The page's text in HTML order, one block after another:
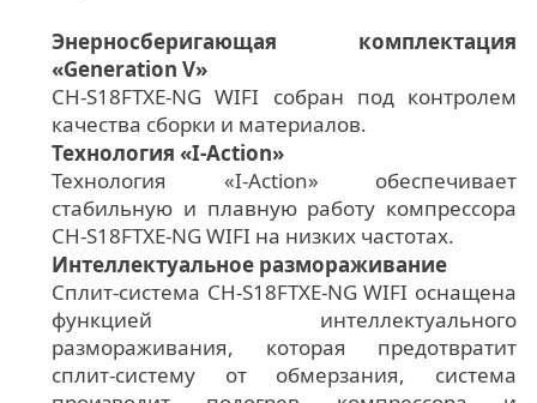
Энерносберигающая комплектация
«Generation V»
CH-S18FTXE-NG WIFI собран под контролем
качества сборки и материалов.
Технология «I-Action»
Технология «I-Action» обеспечивает
стабильную и плавную работу компрессора
CH-S18FTXE-NG WIFI на низких частотах.
Интеллектуальное размораживание
Сплит-система CH-S18FTXE-NG WIFI оснащена
функцией интеллектуального
размораживания, которая предотвратит
сплит-систему от обмерзания, система